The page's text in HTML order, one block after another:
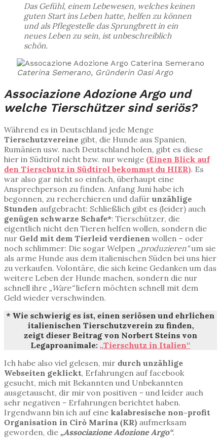
Das Gefühl, einem Lebewesen, welches keinen
guten Start ins Leben hatte, helfen zu können
und als Pflegestelle das Sprungbrett in ein
neues Leben zu sein, ist unbeschreiblich
schön.
Caterina Semerano, Gründerin Oasi Argo
Associazione Adozione Argo und
welche Tierschützer sind seriös?
Während es in Deutschland jede Menge
Tierschutzvereine gibt, die Hunde aus Spanien,
Rumänien usw. nach Deutschland holen, gibt es diese
hier in Südtirol nicht bzw. nur wenige (Einen Blick auf
den Tierschutz in Südtirol bekommst du HIER). Es
war also gar nicht so einfach, überhaupt eine
Ansprechperson zu finden. Anfang Juni habe ich
begonnen, zu recherchieren und dafür unzählige
Stunden aufgebracht: Schließlich gibt es (leider) auch
genügen schwarze Schafe*: Tierschützer, die
eigentlich nicht den Tieren helfen wollen, sondern die
nur Geld mit dem Tierleid verdienen wollen – oder
noch schlimmer: Die sogar Welpen „produzieren“um sie
als arme Hunde aus dem italienischen Süden bei uns hier
zu verkaufen. Volontäre, die sich keine Gedanken um das
weitere Leben der Hunde machen, sondern die nur
schnell ihre „Ware“liefern möchten schnell mit dem
Geld wieder verschwinden.
* Wie schwierig es ist, einen seriösen und ehrlichen
italienischen Tierschutzverein zu finden,
zeigt dieser Beitrag von Norbert Steins von
Legaproanimale: „Tierschutz in Italien“
Ich habe also viel gelesen, mir durch unzählige
Webseiten geklickt, Erfahrungen auf facebook
gesucht, mich mit Bekannten und Unbekannten
ausgetauscht, dir mir von positiven – und leider auch
sehr negativen – Erfahrungen berichtet haben.
Irgendwann bin ich auf eine kalabresische non-profit
Organisation in Cirò Marina (KR) aufmerksam
geworden, die „Associazione Adozione Argo“.